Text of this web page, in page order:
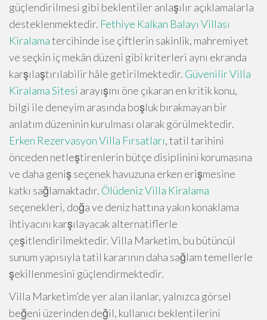
güçlendirilmesi gibi beklentiler anlaşılır açıklamalarla
desteklenmektedir. Fethiye Kalkan Balayı Villası
Kiralamatercihinde ise çiftlerin sakinlik, mahremiyet
ve seçkin iç mekân düzeni gibi kriterleri aynı ekranda
karşılaştırılabilir hâle getirilmektedir. Güvenilir Villa
Kiralama Sitesi arayışını öne çıkaran en kritik konu,
bilgi ile deneyim arasında boşluk bırakmayan bir
anlatım düzeninin kurulması olarak görülmektedir.
Erken Rezervasyon Villa Fırsatları, tatil tarihini
önceden netleştirenlerin bütçe disiplinini korumasına
ve daha geniş seçenek havuzuna erken erişmesine
katkı sağlamaktadır. Ölüdeniz Villa Kiralama
seçenekleri, doğa ve deniz hattına yakın konaklama
ihtiyacını karşılayacak alternatiflerle
çeşitlendirilmektedir. Villa Marketim, bu bütüncül
sunum yapısıyla tatil kararının daha sağlam temellerle
şekillenmesini güçlendirmektedir.
Villa Marketim’de yer alan ilanlar, yalnızca görsel
beğeni üzerinden değil, kullanıcı beklentilerini